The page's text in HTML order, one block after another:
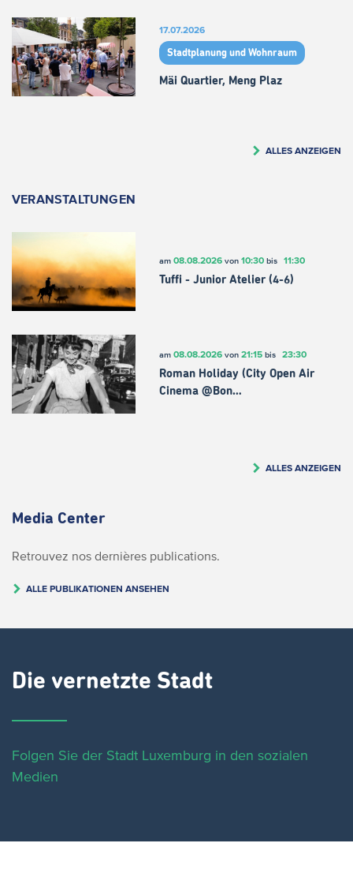
17.07.2026
Stadtplanung und Wohnraum
Mäi Quartier, Meng Plaz
ALLES ANZEIGEN
VERANSTALTUNGEN
am 08.08.2026von 10:30bis 11:30
Tuffi - Junior Atelier (4-6)
am 08.08.2026von 21:15bis 23:30
Roman Holiday (City Open Air
Cinema @Bon…
ALLES ANZEIGEN
Media Center
Retrouvez nos dernières publications.
ALLE PUBLIKATIONEN ANSEHEN
Die vernetzte Stadt
Folgen Sie der Stadt Luxemburg in den sozialen
Medien